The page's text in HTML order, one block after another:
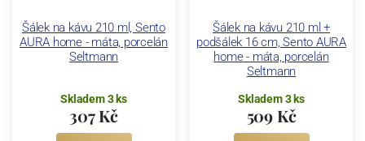
Šálek na kávu 210 ml, Sento
AURA home - máta, porcelán
Seltmann
Skladem 3 ks
307 Kč
Šálek na kávu 210 ml +
podšálek 16 cm, Sento AURA
home - máta, porcelán
Seltmann
Skladem 3 ks
509 Kč